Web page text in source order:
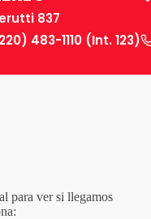
837
483-1110 (Int. 123)
para ver si llegamos